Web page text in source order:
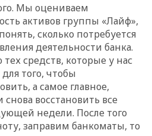
Мы оцениваем
активов группы «Лайф»,
сколько потребуется
деятельности банка.
средств, которые у нас
того, чтобы
а самое главное,
восстановить все
недели. После того
заправим банкоматы, то